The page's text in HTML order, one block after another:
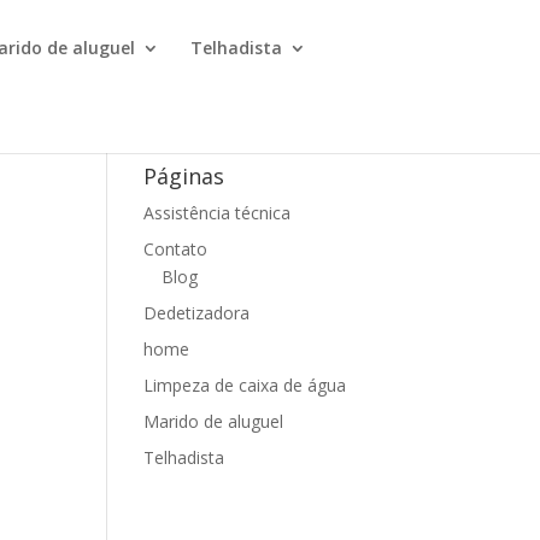
de aluguel Telhadista
Páginas
Assistência técnica
Contato
Blog
Dedetizadora
home
Limpeza de caixa de água
Marido de aluguel
Telhadista